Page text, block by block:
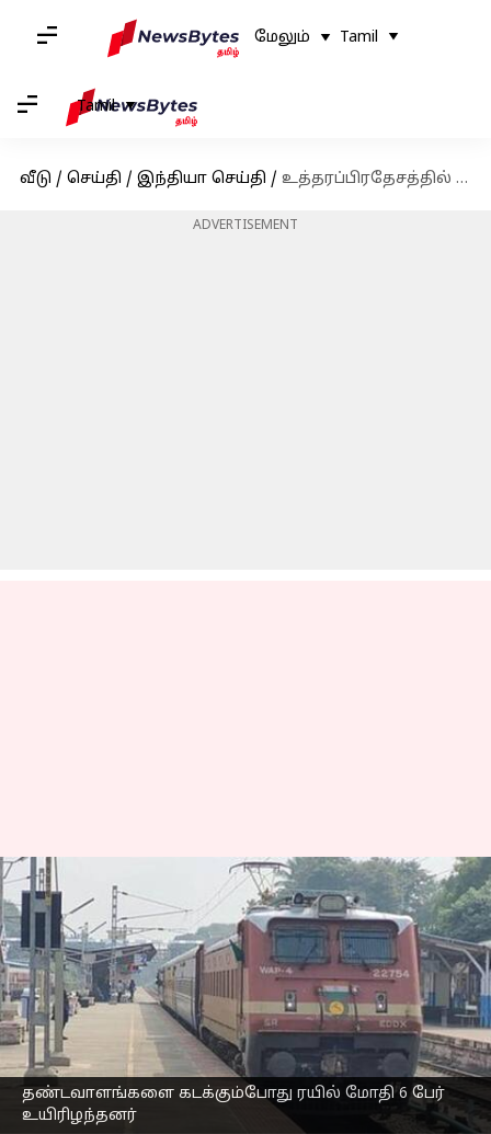
மேலும் Tamil
Tamil
வீடு / செய்தி / இந்தியா செய்தி / உத்தரப்பிரதேசத்தில் தண்டவாளங்களை கடக்கும்போது ரயில் மோதி 6 பேர் உயிரிழந்தனர்
ADVERTISEMENT
தண்டவாளங்களை கடக்கும்போது ரயில் மோதி 6 பேர்
உயிரிழந்தனர்
உத்தரப்பிரதேசத்தில்
தண்டவாளங்களை
கடக்கும்போது ரயில்
மோதி 6 பேர்
உயிரிழந்தனர்
எழுதியவர் Venkatalakshmi V Nov 05, 2025 12:31 pm
செய்தி முன்னோட்டம்